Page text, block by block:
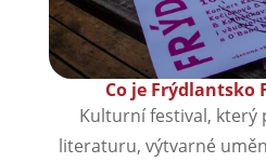
Co je Frýdlantsko
Kulturní festival,
literaturu, výtvarné